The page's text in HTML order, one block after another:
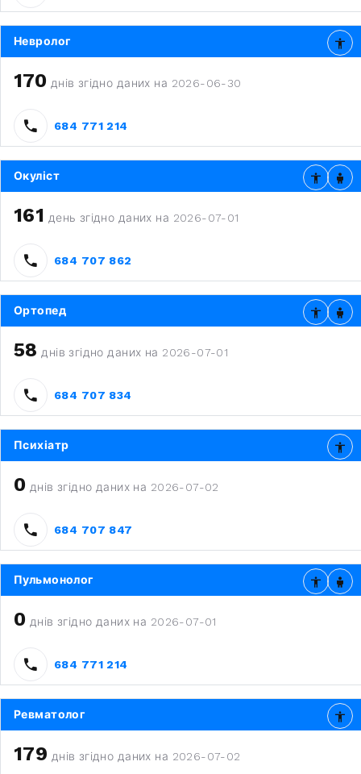
Невролог
170 днів згідно даних на 2026-06-30
684 771 214
Окуліст
161 день згідно даних на 2026-07-01
684 707 862
Ортопед
58 днів згідно даних на 2026-07-01
684 707 834
Психіатр
0 днів згідно даних на 2026-07-02
684 707 847
Пульмонолог
0 днів згідно даних на 2026-07-01
684 771 214
Ревматолог
179 днів згідно даних на 2026-07-02